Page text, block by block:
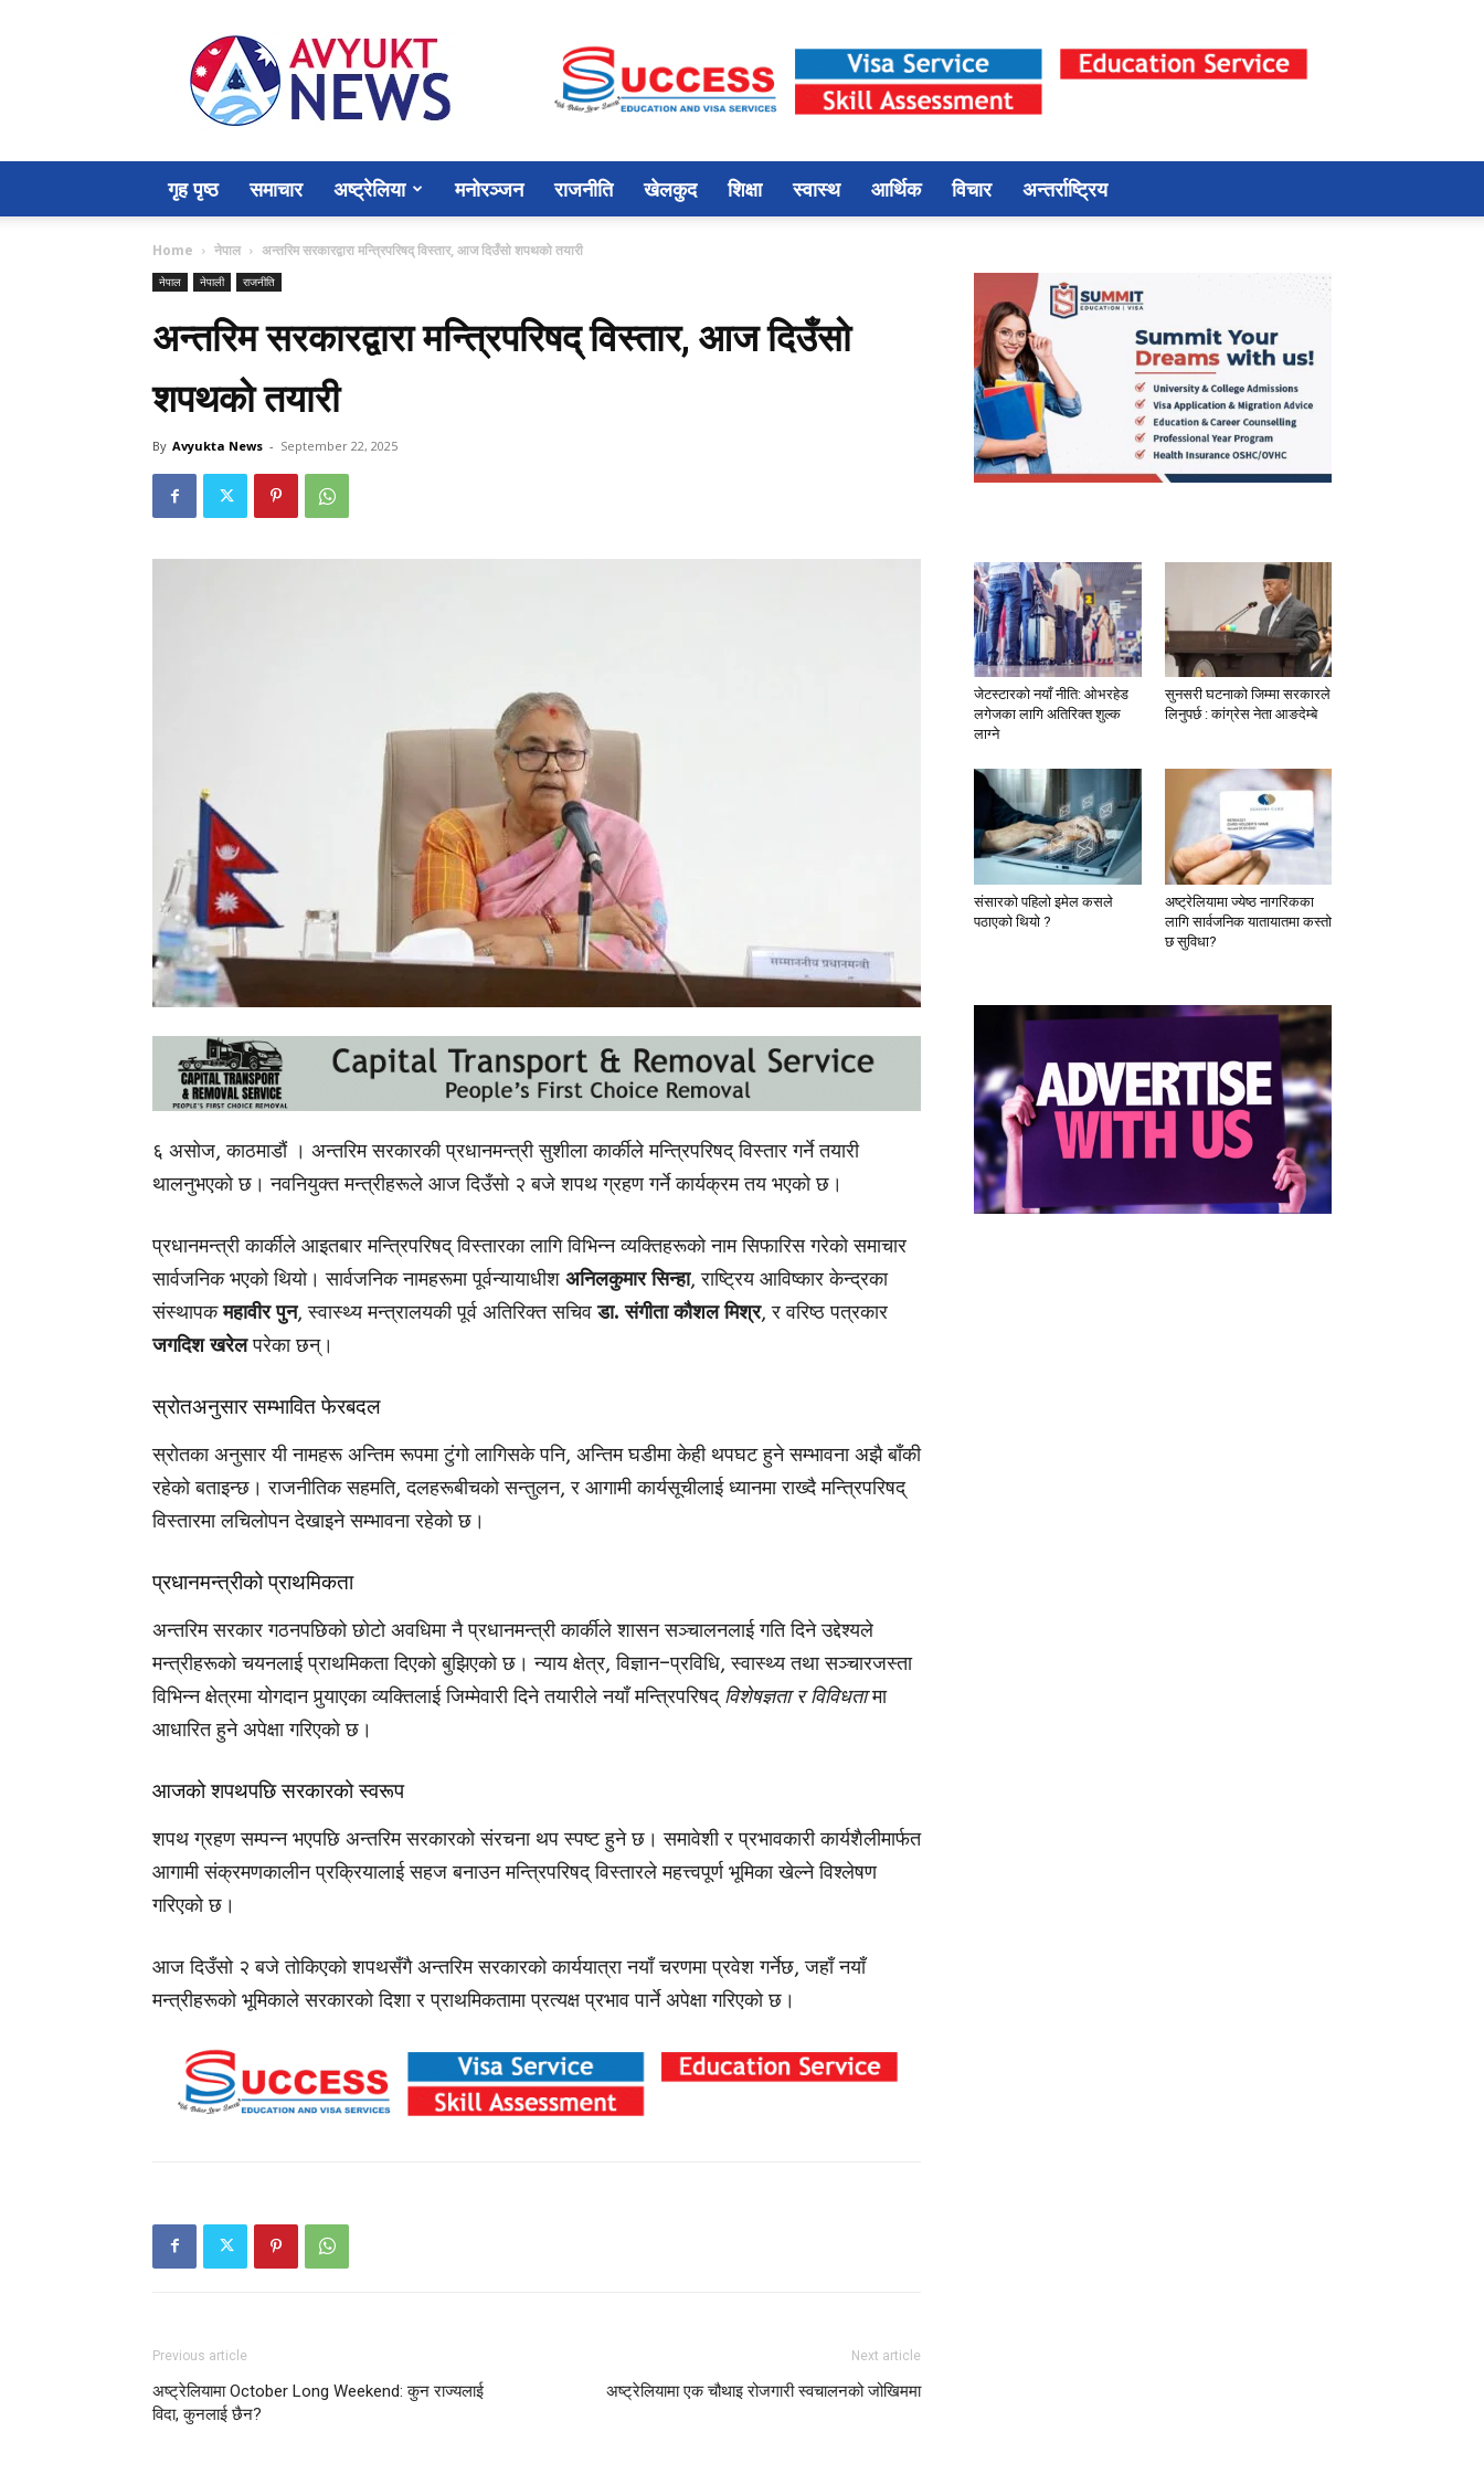
Avyukt
News
गृह पृष्ठ समाचार अष्ट्रेलिया मनोरञ्जन राजनीति खेलकुद शिक्षा स्वास्थ आर्थिक विचार अन्तर्राष्ट्रिय
Home नेपाल अन्तरिम सरकारद्वारा मन्त्रिपरिषद् विस्तार, आज दिउँसो शपथको तयारी
नेपाल नेपाली राजनीति
अन्तरिम सरकारद्वारा मन्त्रिपरिषद् विस्तार, आज दिउँसो
शपथको तयारी
By Avyukta News - September 22, 2025
६ असोज, काठमाडौं । अन्तरिम सरकारकी प्रधानमन्त्री सुशीला कार्कीले मन्त्रिपरिषद् विस्तार गर्ने तयारी
थालनुभएको छ। नवनियुक्त मन्त्रीहरूले आज दिउँसो २ बजे शपथ ग्रहण गर्ने कार्यक्रम तय भएको छ।
प्रधानमन्त्री कार्कीले आइतबार मन्त्रिपरिषद् विस्तारका लागि विभिन्न व्यक्तिहरूको नाम सिफारिस गरेको समाचार
सार्वजनिक भएको थियो। सार्वजनिक नामहरूमा पूर्वन्यायाधीश अनिलकुमार सिन्हा, राष्ट्रिय आविष्कार केन्द्रका
संस्थापकमहावीर पुन, स्वास्थ्य मन्त्रालयकी पूर्व अतिरिक्त सचिवडा. संगीता कौशल मिश्र, र वरिष्ठ पत्रकार
जगदिश खरेलपरेका छन्।
स्रोतअनुसार सम्भावित फेरबदल
स्रोतका अनुसार यी नामहरू अन्तिम रूपमा टुंगो लागिसके पनि, अन्तिम घडीमा केही थपघट हुने सम्भावना अझै बाँकी
रहेको बताइन्छ। राजनीतिक सहमति, दलहरूबीचको सन्तुलन, र आगामी कार्यसूचीलाई ध्यानमा राख्दै मन्त्रिपरिषद्
विस्तारमा लचिलोपन देखाइने सम्भावना रहेको छ।
प्रधानमन्त्रीको प्राथमिकता
अन्तरिम सरकार गठनपछिको छोटो अवधिमा नै प्रधानमन्त्री कार्कीले शासन सञ्चालनलाई गति दिने उद्देश्यले
मन्त्रीहरूको चयनलाई प्राथमिकता दिएको बुझिएको छ। न्याय क्षेत्र, विज्ञान–प्रविधि, स्वास्थ्य तथा सञ्चारजस्ता
विभिन्न क्षेत्रमा योगदान पुर्‍याएका व्यक्तिलाई जिम्मेवारी दिने तयारीले नयाँ मन्त्रिपरिषद् विशेषज्ञता र विविधतामा
आधारित हुने अपेक्षा गरिएको छ।
आजको शपथपछि सरकारको स्वरूप
शपथ ग्रहण सम्पन्न भएपछि अन्तरिम सरकारको संरचना थप स्पष्ट हुने छ। समावेशी र प्रभावकारी कार्यशैलीमार्फत
आगामी संक्रमणकालीन प्रक्रियालाई सहज बनाउन मन्त्रिपरिषद् विस्तारले महत्त्वपूर्ण भूमिका खेल्ने विश्लेषण
गरिएको छ।
आज दिउँसो २ बजे तोकिएको शपथसँगै अन्तरिम सरकारको कार्ययात्रा नयाँ चरणमा प्रवेश गर्नेछ, जहाँ नयाँ
मन्त्रीहरूको भूमिकाले सरकारको दिशा र प्राथमिकतामा प्रत्यक्ष प्रभाव पार्ने अपेक्षा गरिएको छ।
Previous article
अष्ट्रेलियामा October Long Weekend: कुन राज्यलाई
विदा, कुनलाई छैन?
Next article
अष्ट्रेलियामा एक चौथाइ रोजगारी स्वचालनको जोखिममा
जेटस्टारको नयाँ नीति: ओभरहेड
लगेजका लागि अतिरिक्त शुल्क
लाग्ने
सुनसरी घटनाको जिम्मा सरकारले
लिनुपर्छ : कांग्रेस नेता आङदेम्बे
संसारको पहिलो इमेल कसले
पठाएको थियो ?
अष्ट्रेलियामा ज्येष्ठ नागरिकका
लागि सार्वजनिक यातायातमा कस्तो
छ सुविधा?